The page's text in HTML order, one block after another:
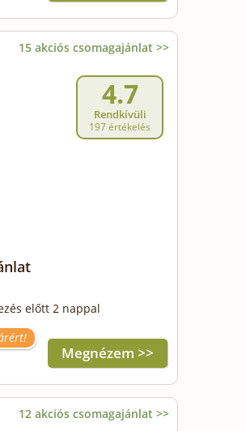
15 akciós csomagajánlat >>
4.7
Rendkívüli
197 értékelés
előtt 2 nappal
Megnézem >>
12 akciós csomagajánlat >>